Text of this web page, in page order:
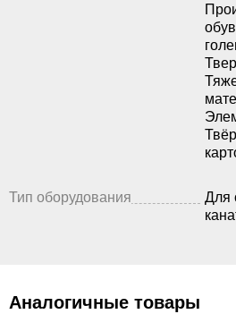
Тип оборудования
Для
Аналогичные товары